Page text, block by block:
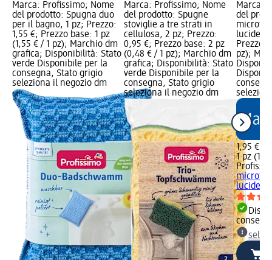
Marca: Profissimo; Nome
del prodotto: Spugna duo
per il bagno, 1 pz; Prezzo:
1,55 €; Prezzo base: 1 pz
(1,55 € / 1 pz); Marchio dm
grafica; Disponibilità: Stato
verde Disponibile per la
consegna, Stato grigio
seleziona il negozio dm
Marca: Profissimo; Nome
del prodotto: Spugne
stoviglie a tre strati in
cellulosa, 2 pz; Prezzo:
0,95 €; Prezzo base: 2 pz
(0,48 € / 1 pz); Marchio dm
grafica; Disponibilità: Stato
verde Disponibile per la
consegna, Stato grigio
seleziona il negozio dm
Marca:
del
lucide, 1
Prezzo
pz);
1,95 €
1 pz
lucide, 1